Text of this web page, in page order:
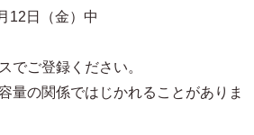
12日（金）中
でご登録ください。
量の関係ではじかれることがありま